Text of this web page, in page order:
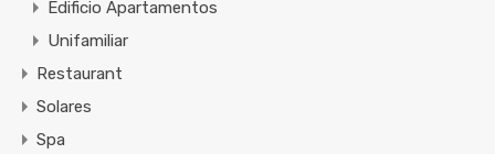
Edificio Apartamentos
Unifamiliar
Restaurant
Solares
Spa